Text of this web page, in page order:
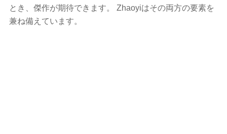
とき、傑作が期待できます。 Zhaoyiはその両方の要素を
兼ね備えています。